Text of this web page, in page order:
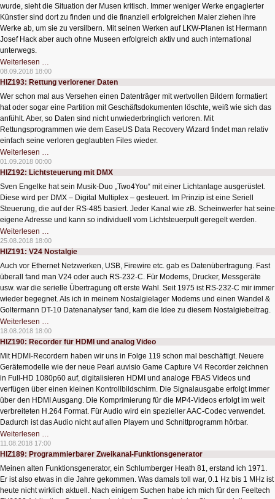
wurde, sieht die Situation der Musen kritisch. Immer weniger Werke engagierter
Künstler sind dort zu finden und die finanziell erfolgreichen Maler ziehen ihre
Werke ab, um sie zu versilbern. Mit seinen Werken auf LKW-Planen ist Hermann
Josef Hack aber auch ohne Museen erfolgreich aktiv und auch international
unterwegs.
Weiterlesen …
Atelierbesuch
bei
Hermann
Hack
08.09.2018 18:00
HIZ193: Rettung verlorener Daten
Wer schon mal aus Versehen einen Datenträger mit wertvollen Bildern formatiert
hat oder sogar eine Partition mit Geschäftsdokumenten löschte, weiß wie sich das
anfühlt. Aber, so Daten sind nicht unwiederbringlich verloren. Mit
Rettungsprogrammen wie dem EaseUS Data Recovery Wizard findet man relativ
einfach seine verloren geglaubten Files wieder.
Weiterlesen …
Rettung
verlorener
Daten
01.09.2018 00:00
HIZ192: Lichtsteuerung mit DMX
Sven Engelke hat sein Musik-Duo „Two4You“ mit einer Lichtanlage ausgerüstet.
Diese wird per DMX – Digital Multiplex – gesteuert. Im Prinzip ist eine Seriell
Steuerung, die auf der RS-485 basiert. Jeder Kanal wie zB. Scheinwerfer hat seine
eigene Adresse und kann so individuell vom Lichtsteuerpult geregelt werden.
Weiterlesen …
Lichtsteuerung
mit
DMX
25.08.2018 18:00
HIZ191: V24 Nostalgie
Auch vor Ethernet Netzwerken, USB, Firewire etc. gab es Datenübertragung. Fast
überall fand man V24 oder auch RS-232-C. Für Modems, Drucker, Messgeräte
usw. war die serielle Übertragung oft erste Wahl. Seit 1975 ist RS-232-C mir immer
wieder begegnet. Als ich in meinem Nostalgielager Modems und einen Wandel &
Goltermann DT-10 Datenanalyser fand, kam die Idee zu diesem Nostalgiebeitrag.
Weiterlesen …
V24
Nostalgie
18.08.2018 18:00
HIZ190: Recorder für HDMI und analog Video
Mit HDMI-Recordern haben wir uns in Folge 119 schon mal beschäftigt. Neuere
Gerätemodelle wie der neue Pearl auvisio Game Capture V4 Recorder zeichnen
in Full-HD 1080p60 auf, digitalisieren HDMI und analoge FBAS Videos und
verfügen über einen kleinen Kontrollbildschirm. Die Signalausgabe erfolgt immer
über den HDMI Ausgang. Die Komprimierung für die MP4-Videos erfolgt im weit
verbreiteten H.264 Format. Für Audio wird ein spezieller AAC-Codec verwendet.
Dadurch ist das Audio nicht auf allen Playern und Schnittprogramm hörbar.
Weiterlesen …
Recorder
für
HDMI
analog
Video
11.08.2018 17:00
HIZ189: Programmierbarer Zweikanal-Funktionsgenerator
Meinen alten Funktionsgenerator, ein Schlumberger Heath 81, erstand ich 1971.
Er ist also etwas in die Jahre gekommen. Was damals toll war, 0.1 Hz bis 1 MHz ist
heute nicht wirklich aktuell. Nach einigem Suchen habe ich mich für den Feeltech